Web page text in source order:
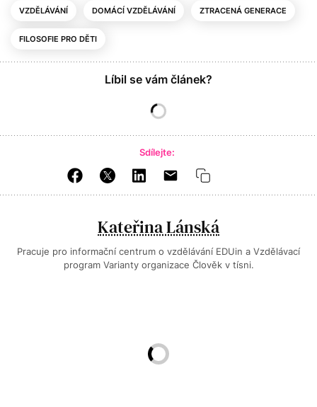
VZDĚLÁVÁNÍ DOMÁCÍ VZDĚLÁVÁNÍ ZTRACENÁ GENERACE
FILOSOFIE PRO DĚTI
Líbil se vám článek?
Sdílejte:
Kateřina Lánská
Pracuje pro informační centrum o vzdělávání EDUin a Vzdělávací
program Varianty organizace Člověk v tísni.